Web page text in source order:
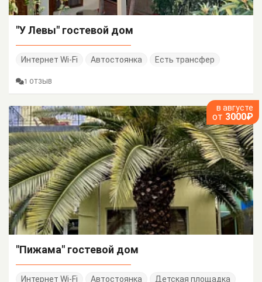
"У Левы" гостевой дом
Интернет Wi-Fi Автостоянка Есть трансфер
1 ОТЗЫВ
в августе
от 3000₽
"Пижама" гостевой дом
Интернет Wi-Fi Автостоянка
Детская площадка